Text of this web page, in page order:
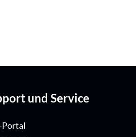
und Service
Portal